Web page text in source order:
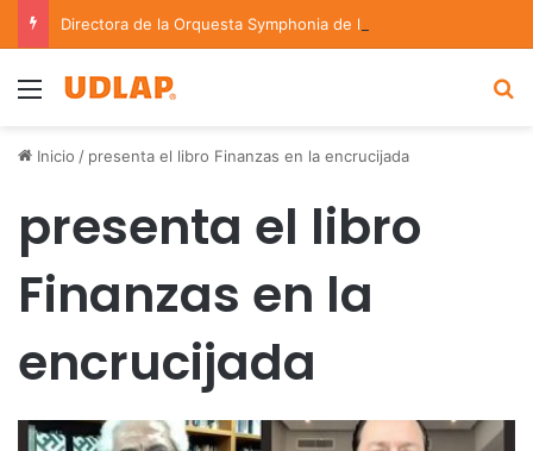
Menu
Inicio / presenta el libro Finanzas en la encrucijada
presenta el libro
Finanzas en la
encrucijada